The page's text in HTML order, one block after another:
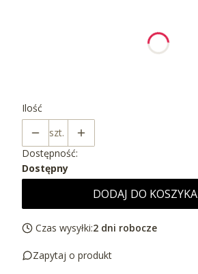
Ilość
szt.
Dostępność:
Dostępny
DODAJ DO KOSZYKA
Czas wysyłki:2 dni robocze
Zapytaj o produkt